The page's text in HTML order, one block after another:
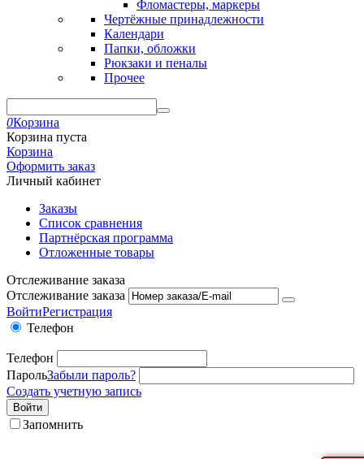
Фломастеры, маркеры
Чертёжные принадлежности
Календари
Папки, обложки
Рюкзаки и пеналы
Прочее
0Корзина
Корзина пуста
Корзина
Оформить заказ
Личный кабинет
Заказы
Список сравнения
Партнёрская программа
Отложенные товары
Отслеживание заказа
Отслеживание заказа
ВойтиРегистрация
Телефон
Телефон
ПарольЗабыли пароль?
Создать учетную запись
Войти
Запомнить